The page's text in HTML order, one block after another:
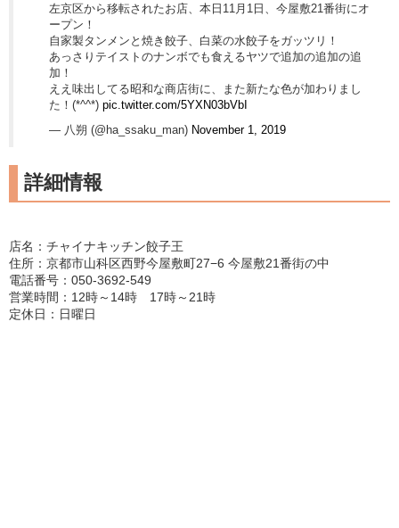
左京区から移転されたお店、本日11月1日、今屋敷21番街にオ
ープン！
自家製タンメンと焼き餃子、白菜の水餃子をガッツリ！
あっさりテイストのナンボでも食えるヤツで追加の追加の追
加！
ええ味出してる昭和な商店街に、また新たな色が加わりまし
た！(*^^*) pic.twitter.com/5YXN03bVbI
— 八朔 (@ha_ssaku_man) November 1, 2019
詳細情報
店名：チャイナキッチン餃子王
住所：京都市山科区西野今屋敷町27−6 今屋敷21番街の中
電話番号：050-3692-549
営業時間：12時～14時 17時～21時
定休日：日曜日